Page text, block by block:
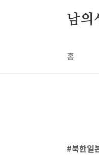
남의
홈
북한일